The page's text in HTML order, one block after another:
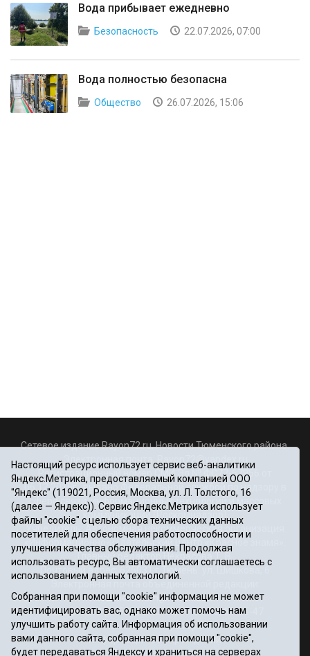
Вода прибывает ежедневно
Безопасность 22.07.2026, 07:00
Вода полностью безопасна
Общество 26.07.2026, 15:06
Сетевое издание Rayon72.ru. Новости Тюменского района.
Rayon72@yandex.ru
Регистрационный номер СМИ Эл № ФС77-67956 от
06.12.2016г., выдано Федеральной службой по надзору в
сфере связи, информационных технологий и массовых
коммуникаций (Роскомнадзор)
Учредитель: Автономная некоммерческая организация
«Информационно-издательский центр «Красное знамя».
Главный редактор Некрасова Т. В.
Почтовый адрес: 625031 г.Тюмень. ул. Шишкова, 6
Электронная почта объединенной редакции:
krasnoeznam@rambler.ru
Телефоны 8 (3452) 34-80-60, 69-56-73, 69-56-47
Политика оператора
Информация об учреждении
Публичная оферта
Настоящий ресурс использует сервис веб-аналитики
Яндекс.Метрика, предоставляемый компанией ООО
"Яндекс" (119021, Россия, Москва, ул. Л. Толстого, 16
(далее — Яндекс)). Сервис Яндекс.Метрика использует
файлы "cookie" с целью сбора технических данных
посетителей для обеспечения работоспособности и
улучшения качества обслуживания. Продолжая
использовать ресурс, Вы автоматически соглашаетесь с
использованием данных технологий.
Собранная при помощи "cookie" информация не может
идентифицировать вас, однако может помочь нам
улучшить работу сайта. Информация об использовании
вами данного сайта, собранная при помощи "cookie",
будет передаваться Яндексу и храниться на серверах